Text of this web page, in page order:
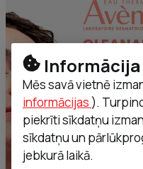
Mēs savā vietnē
informācijas ).
piekrīti sīkdatņu
sīkdatņu un
jebkurā laikā.